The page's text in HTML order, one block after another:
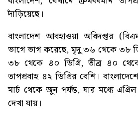
দাঁড়িয়েছে।
বাংলাদেশ আবহাওয়া অধিদপ্তর
ভাগে ভাগ করেছে, মৃদু ৩৬ থেকে ৩৮
৩৮ থেকে ৪০ ডিগ্রি, তীব্র ৪০
তাপপ্রবাহ ৪২ ডিগ্রির বেশি।
মার্চ থেকে জুন পর্যন্ত, যার মধ্যে
দেখা যায়।